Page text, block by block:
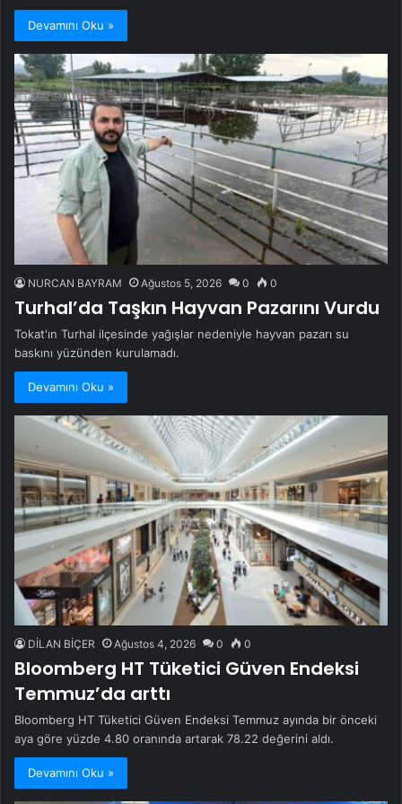
Devamını Oku »
NURCAN BAYRAM Ağustos 5, 2026 0 0
Turhal’da Taşkın Hayvan Pazarını Vurdu
Tokat'ın Turhal ilçesinde yağışlar nedeniyle hayvan pazarı su
baskını yüzünden kurulamadı.
Devamını Oku »
DİLAN BİÇER Ağustos 4, 2026 0 0
Bloomberg HT Tüketici Güven Endeksi
Temmuz’da arttı
Bloomberg HT Tüketici Güven Endeksi Temmuz ayında bir önceki
aya göre yüzde 4.80 oranında artarak 78.22 değerini aldı.
Devamını Oku »